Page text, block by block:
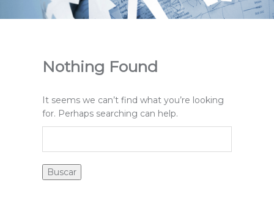
Nothing Found
It seems we can’t find what you’re looking
for. Perhaps searching can help.